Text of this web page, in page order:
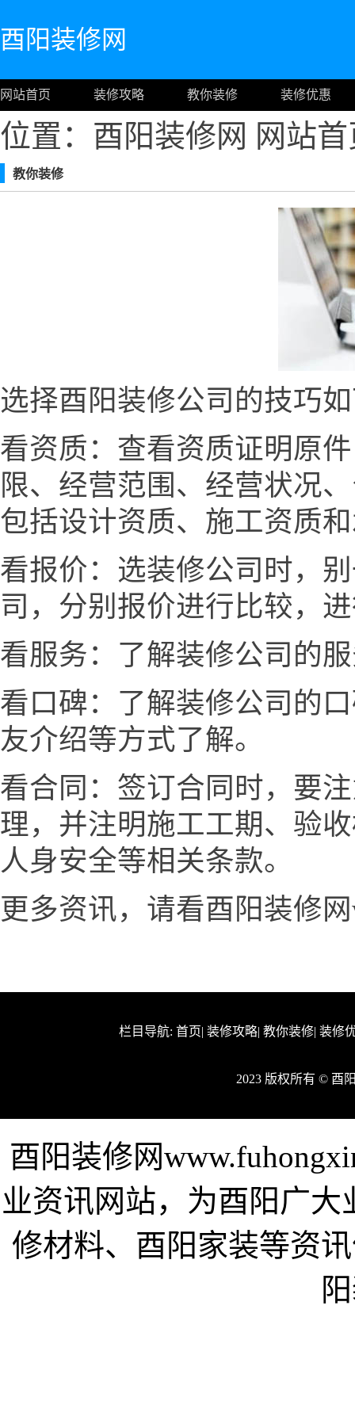
酉阳装修网
网站首页 装修攻略 教你装修 装修优惠
位置：酉阳装修网 网站
教你装修
选择酉阳装修公司的技巧
看资质：查看资质证明原
限、经营范围、经营状况
包括设计资质、施工资质
看报价：选装修公司时，
司，分别报价进行比较，
看服务：了解装修公司的
看口碑：了解装修公司的
友介绍等方式了解。
看合同：签订合同时，要
理，并注明施工工期、验
人身安全等相关条款。
更多资讯，请看酉阳装修
栏目导航: 首页| 装修攻略| 教你装修| 装修
2023 版权所有 © 酉
酉阳装修网
业资讯网站，为酉阳广
修材料、酉阳家装等资